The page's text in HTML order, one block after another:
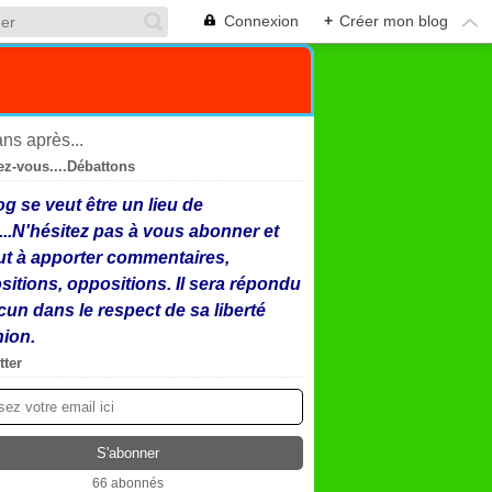
Connexion + Créer mon blog
vous....Débattons
se veut être un lieu de
pas à vous abonner et
à apporter commentaires,
oppositions. Il sera répondu
dans le respect de sa liberté
66 abonnés